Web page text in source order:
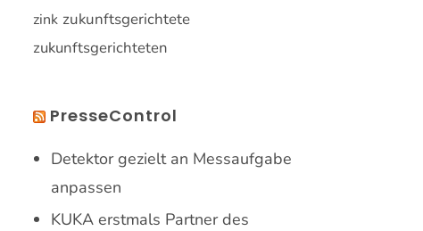
zink zukunftsgerichtete
zukunftsgerichteten
PresseControl
Detektor gezielt an Messaufgabe
anpassen
KUKA erstmals Partner des